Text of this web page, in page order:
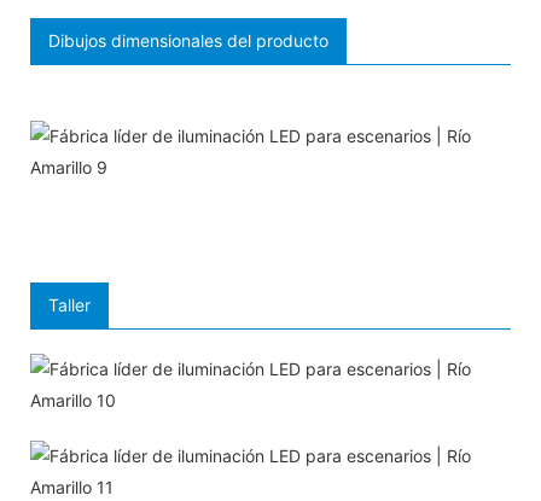
Dibujos dimensionales del producto
Taller